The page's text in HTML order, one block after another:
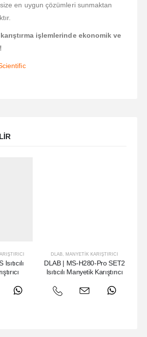
en uygun çözümleri sunmaktan
işlemlerinde ekonomik ve
DLAB, MANYETIK KARIŞTIRICI
DLAB | MS-H280-Pro SET2
Isıtıcılı Manyetik Karıştırıcı